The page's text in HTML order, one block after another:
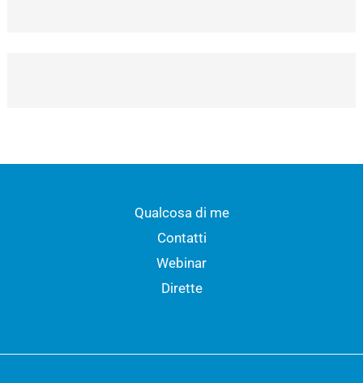
Qualcosa di me
Contatti
Webinar
Dirette